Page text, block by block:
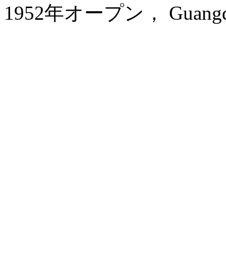
1952年オープン，